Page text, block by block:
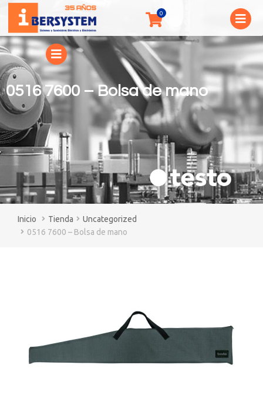
0516 7600 – Bolsa de mano
You are here:
Tienda
Uncategorized
0516 7600 – Bolsa de mano